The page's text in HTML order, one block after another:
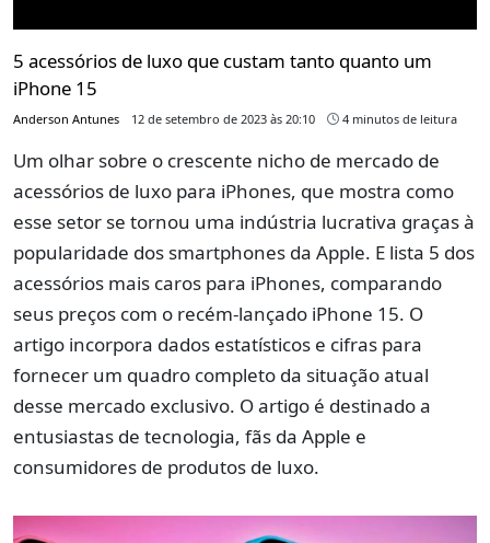
5 acessórios de luxo que custam tanto quanto um
iPhone 15
Anderson Antunes 12 de setembro de 2023 às 20:10 4 minutos de leitura
Um olhar sobre o crescente nicho de mercado de
acessórios de luxo para iPhones, que mostra como
esse setor se tornou uma indústria lucrativa graças à
popularidade dos smartphones da Apple. E lista 5 dos
acessórios mais caros para iPhones, comparando
seus preços com o recém-lançado iPhone 15. O
artigo incorpora dados estatísticos e cifras para
fornecer um quadro completo da situação atual
desse mercado exclusivo. O artigo é destinado a
entusiastas de tecnologia, fãs da Apple e
consumidores de produtos de luxo.